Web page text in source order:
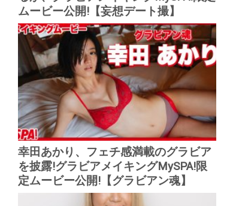
ムービー公開!【妄想デート撮】
幸田あかり、フェチ感満載のグラビア
を披露!グラビアメイキングMySPA!限
定ムービー公開!【グラビアン魂】